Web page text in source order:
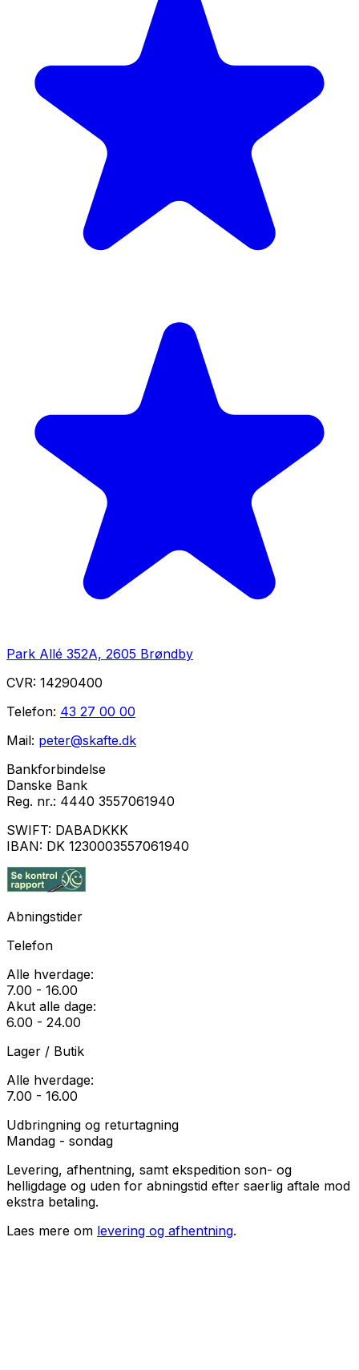
Park Allé 352A, 2605 Brøndby
CVR: 14290400
Telefon: 43 27 00 00
Mail: peter@skafte.dk
Bankforbindelse
Danske Bank
Reg. nr.: 4440 3557061940
SWIFT: DABADKKK
IBAN: DK 1230003557061940
Abningstider
Telefon
Alle hverdage:
7.00 - 16.00
Akut alle dage:
6.00 - 24.00
Lager / Butik
Alle hverdage:
7.00 - 16.00
Udbringning og returtagning
Mandag - sondag
Levering, afhentning, samt ekspedition son- og
helligdage og uden for abningstid efter saerlig aftale mod
ekstra betaling.
Laes mere om levering og afhentning.